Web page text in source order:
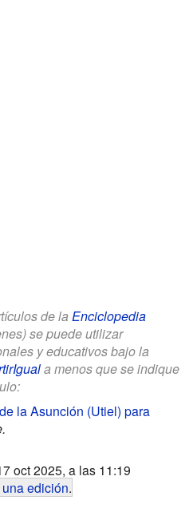
de la Enciclopedia
se puede utilizar
y educativos bajo la
a menos que se indique
la Asunción (Utiel) para
oct 2025, a las 11:19
edición.